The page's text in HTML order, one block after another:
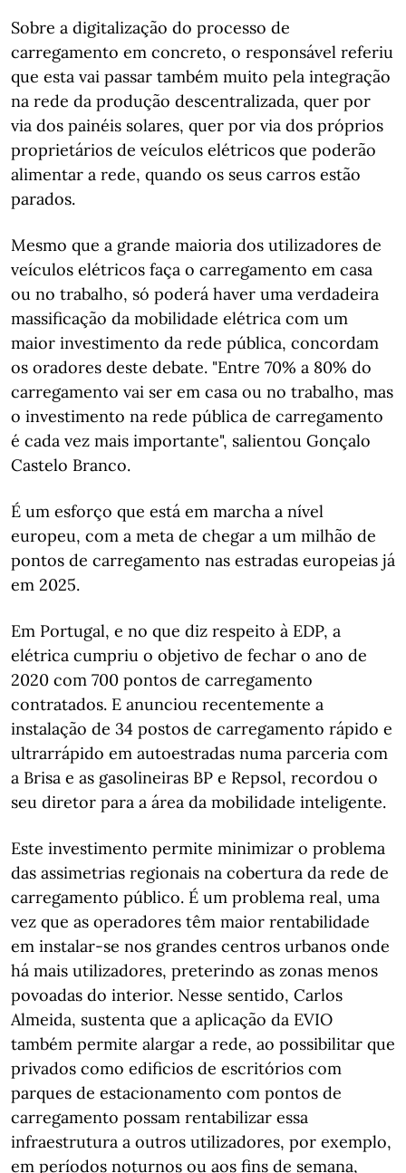
Sobre a digitalização do processo de
carregamento em concreto, o responsável referiu
que esta vai passar também muito pela integração
na rede da produção descentralizada, quer por
via dos painéis solares, quer por via dos próprios
proprietários de veículos elétricos que poderão
alimentar a rede, quando os seus carros estão
parados.
Mesmo que a grande maioria dos utilizadores de
veículos elétricos faça o carregamento em casa
ou no trabalho, só poderá haver uma verdadeira
massificação da mobilidade elétrica com um
maior investimento da rede pública, concordam
os oradores deste debate. "Entre 70% a 80% do
carregamento vai ser em casa ou no trabalho, mas
o investimento na rede pública de carregamento
é cada vez mais importante", salientou Gonçalo
Castelo Branco.
É um esforço que está em marcha a nível
europeu, com a meta de chegar a um milhão de
pontos de carregamento nas estradas europeias já
em 2025.
Em Portugal, e no que diz respeito à EDP, a
elétrica cumpriu o objetivo de fechar o ano de
2020 com 700 pontos de carregamento
contratados. E anunciou recentemente a
instalação de 34 postos de carregamento rápido e
ultrarrápido em autoestradas numa parceria com
a Brisa e as gasolineiras BP e Repsol, recordou o
seu diretor para a área da mobilidade inteligente.
Este investimento permite minimizar o problema
das assimetrias regionais na cobertura da rede de
carregamento público. É um problema real, uma
vez que as operadores têm maior rentabilidade
em instalar-se nos grandes centros urbanos onde
há mais utilizadores, preterindo as zonas menos
povoadas do interior. Nesse sentido, Carlos
Almeida, sustenta que a aplicação da EVIO
também permite alargar a rede, ao possibilitar que
privados como edificios de escritórios com
parques de estacionamento com pontos de
carregamento possam rentabilizar essa
infraestrutura a outros utilizadores, por exemplo,
em períodos noturnos ou aos fins de semana,